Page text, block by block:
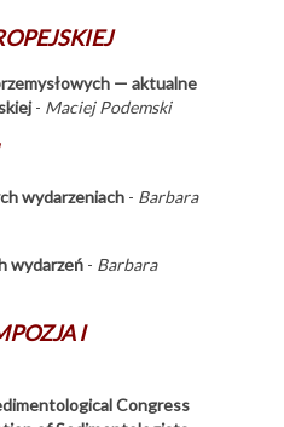
— aktualne
- Maciej Podemski
wydarzeniach- Barbara
wydarzeń- Barbara
I
Congress